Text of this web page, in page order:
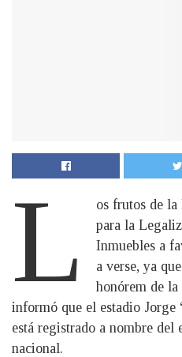
L
os frutos de
para la
Inmuebles a
a verse, ya
honórem de
informó que el estadio Jorge
está registrado a nombre del
nacional.